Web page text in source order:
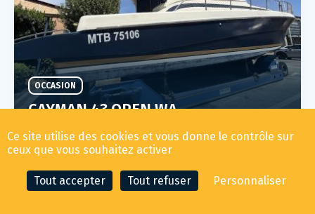
CAYMAN 43 OPEN WA
105 000
OCCASION
ANNÉE
2001
LONGUEUR
13.95m
LOCALISATION
Ce site utilise des cookies et vous donne le contrôle sur
ceux que vous souhaitez activer
Tout accepter Tout refuser Personnaliser